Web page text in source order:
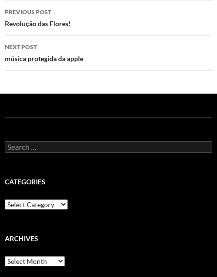
Post
navigation
PREVIOUS POST
Revolução das Flores!
NEXT POST
música protegida da apple
Search
for:
CATEGORIES
Categories
ARCHIVES
Archives